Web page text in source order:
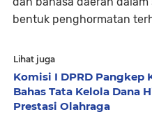
bentuk penghormatan
Lihat juga
Komisi I DPRD Pangkep
Bahas Tata Kelola Dana
Prestasi Olahraga